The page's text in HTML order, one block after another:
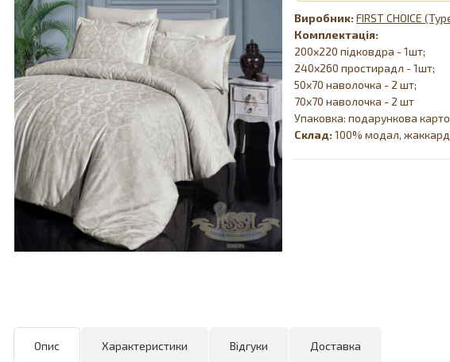
FIRST CHOICE
Комплектація:
200х220 підковдра - 1шт;
240х260 простирадл - 1шт;
50х70 наволочка - 2 шт;
70х70 наволочка - 2 шт
Упаковка: подарункова
Склад:100% модал, жаккард
Опис Характеристики Відгуки Доставка